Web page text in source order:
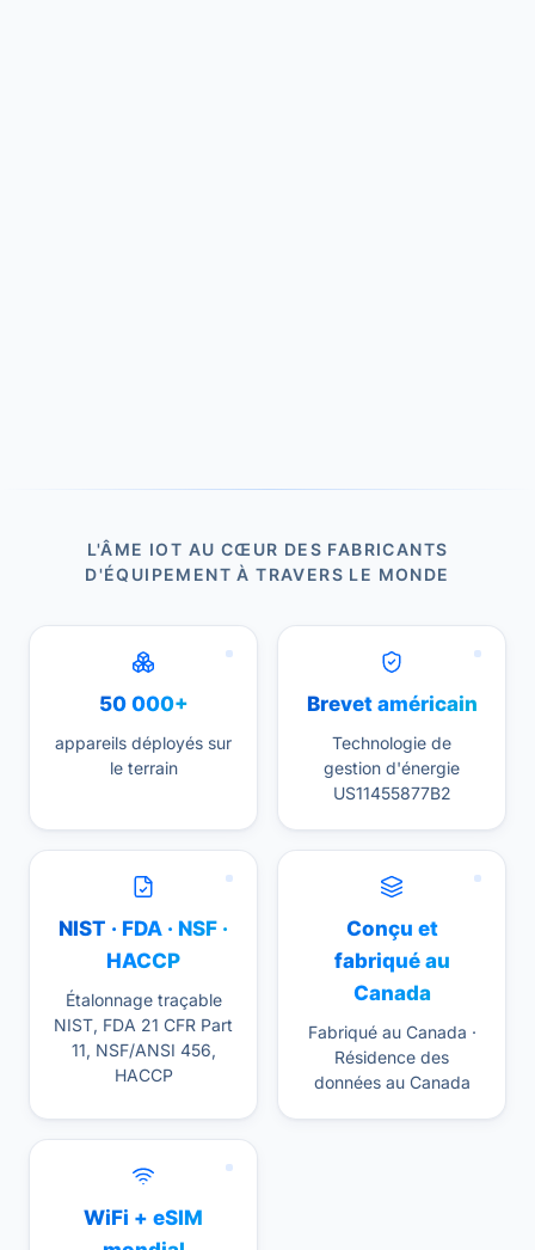
L'ÂME IOT AU CŒUR DES FABRICANTS
D'ÉQUIPEMENT À TRAVERS LE MONDE
50 000+
appareils déployés sur
le terrain
Brevet américain
Technologie de
gestion d'énergie
US11455877B2
NIST · FDA · NSF ·
HACCP
Étalonnage traçable
NIST, FDA 21 CFR Part
11, NSF/ANSI 456,
HACCP
Conçu et
fabriqué au
Canada
Fabriqué au Canada ·
Résidence des
données au Canada
WiFi + eSIM